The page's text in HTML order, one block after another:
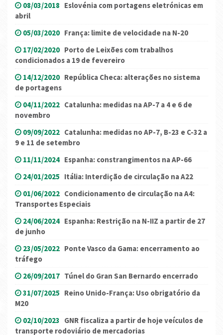
08/03/2018 Eslovénia com portagens eletrónicas em
abril
05/03/2020 França: limite de velocidade na N-20
17/02/2020 Porto de Leixões com trabalhos
condicionados a 19 de fevereiro
14/12/2020 República Checa: alterações no sistema
de portagens
04/11/2022 Catalunha: medidas na AP-7 a 4 e 6 de
novembro
09/09/2022 Catalunha: medidas no AP-7, B-23 e C-32 a
9 e 11 de setembro
11/11/2024 Espanha: constrangimentos na AP-66
24/01/2025 Itália: Interdição de circulação na A22
01/06/2022 Condicionamento de circulação na A4:
Transportes Especiais
24/06/2024 Espanha: Restrição na N-IIZ a partir de 27
de junho
23/05/2022 Ponte Vasco da Gama: encerramento ao
tráfego
26/09/2017 Túnel do Gran San Bernardo encerrado
31/07/2025 Reino Unido-França: Uso obrigatório da
M20
02/10/2023 GNR fiscaliza a partir de hoje veículos de
transporte rodoviário de mercadorias